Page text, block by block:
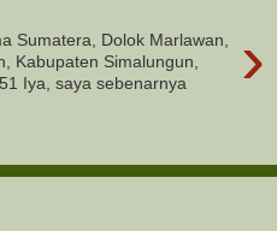
›
Sumatera, Dolok Marlawan,
Kabupaten Simalungun,
Iya, saya sebenarnya